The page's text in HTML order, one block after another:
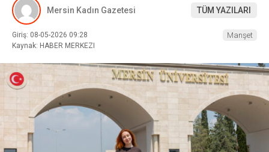
Mersin Kadın Gazetesi TÜM YAZILARI
Giriş: 08-05-2026 09:28
Kaynak: HABER MERKEZI
Manşet